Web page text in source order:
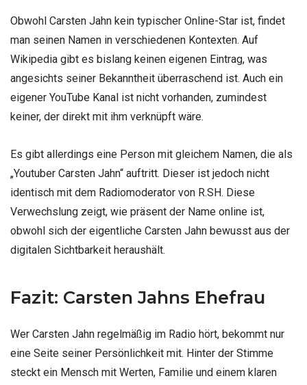
Obwohl Carsten Jahn kein typischer Online-Star ist, findet
man seinen Namen in verschiedenen Kontexten. Auf
Wikipedia gibt es bislang keinen eigenen Eintrag, was
angesichts seiner Bekanntheit überraschend ist. Auch ein
eigener YouTube Kanal ist nicht vorhanden, zumindest
keiner, der direkt mit ihm verknüpft wäre.
Es gibt allerdings eine Person mit gleichem Namen, die als
„Youtuber Carsten Jahn“ auftritt. Dieser ist jedoch nicht
identisch mit dem Radiomoderator von R.SH. Diese
Verwechslung zeigt, wie präsent der Name online ist,
obwohl sich der eigentliche Carsten Jahn bewusst aus der
digitalen Sichtbarkeit heraushält.
Fazit: Carsten Jahns Ehefrau
Wer Carsten Jahn regelmäßig im Radio hört, bekommt nur
eine Seite seiner Persönlichkeit mit. Hinter der Stimme
steckt ein Mensch mit Werten, Familie und einem klaren